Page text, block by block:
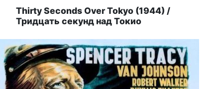
Thirty Seconds Over Tokyo (1944) /
Тридцать секунд над Токио